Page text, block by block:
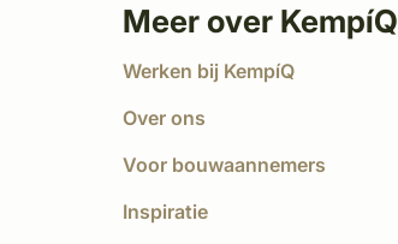
Meer over KempíQ
Werken bij KempíQ
Over ons
Voor bouwaannemers
Inspiratie